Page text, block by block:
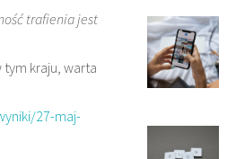
trafienia jest
kraju, warta
27-maj-